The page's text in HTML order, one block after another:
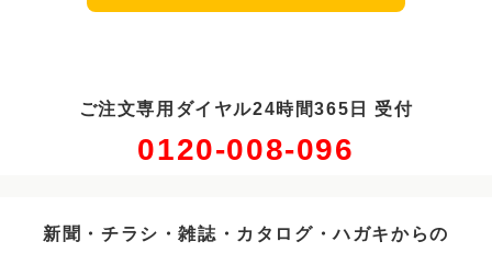
ご注文専用ダイヤル24時間365日 受付
0120-008-096
新聞・チラシ・雑誌・カタログ・ハガキからの